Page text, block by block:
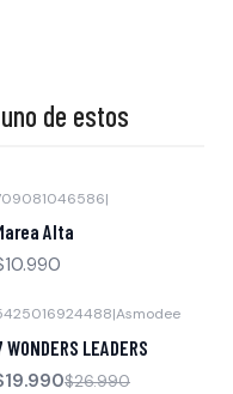
de estos
|
Alta
|Asmodee
WONDERS LEADERS
$26.990